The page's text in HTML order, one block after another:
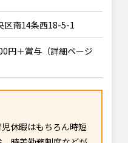
区南14条西18-5-1
円＋賞与（詳細ページ
休暇はもちろん時短